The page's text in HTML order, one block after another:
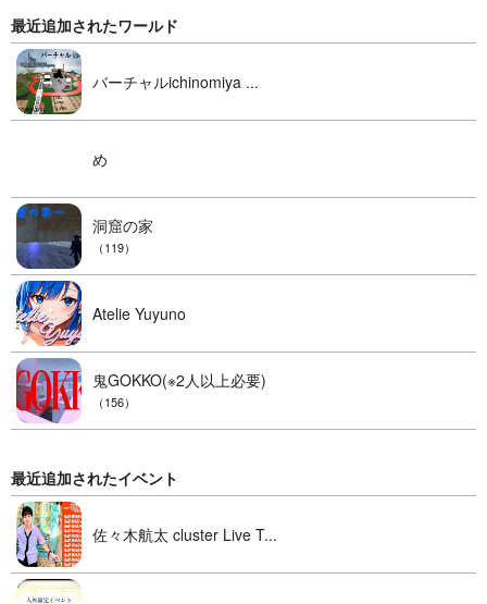
最近追加されたワールド
バーチャルichinomiya ...
め
洞窟の家
（119）
Atelie Yuyuno
鬼GOKKO(※2人以上必要)
（156）
最近追加されたイベント
佐々木航太 cluster Live T...